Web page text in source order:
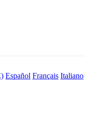
Español Français Italiano